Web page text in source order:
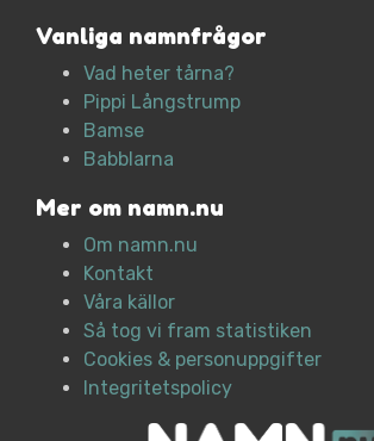
Vanliga namnfrågor
Vad heter tårna?
Pippi Långstrump
Bamse
Babblarna
Mer om namn.nu
Om namn.nu
Kontakt
Våra källor
Så tog vi fram statistiken
Cookies & personuppgifter
Integritetspolicy